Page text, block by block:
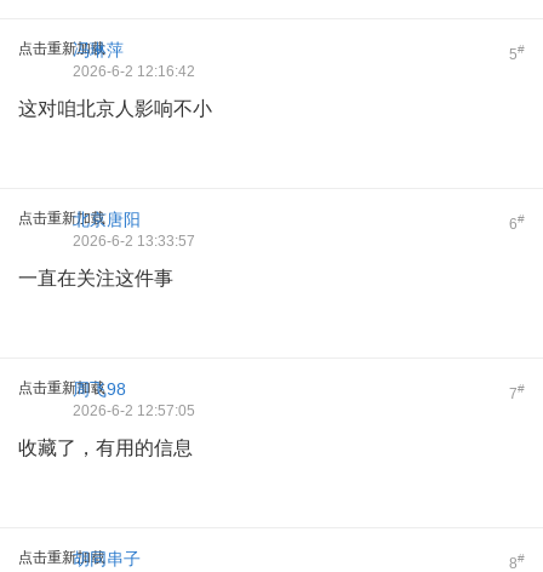
点击重新加载 5#
冯琳萍
2026-6-2 12:16:42
这对咱北京人影响不小
点击重新加载 6#
北京唐阳
2026-6-2 13:33:57
一直在关注这件事
点击重新加载 7#
周飞98
2026-6-2 12:57:05
收藏了，有用的信息
点击重新加载 8#
胡同串子